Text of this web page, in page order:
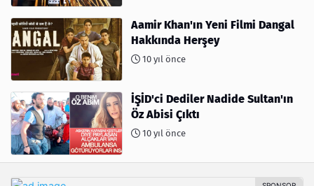
Aamir Khan'ın Yeni Filmi Dangal
Hakkında Herşey
10 yıl önce
İŞİD'ci Dediler Nadide Sultan'ın
Öz Abisi Çıktı
10 yıl önce